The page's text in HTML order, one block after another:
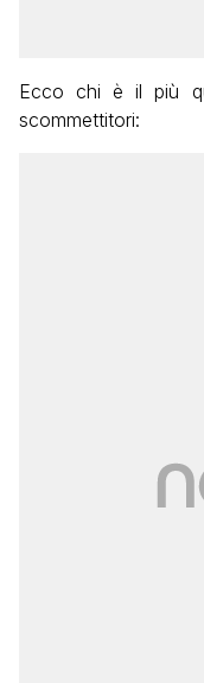
Ecco chi è il più
scommettitori: